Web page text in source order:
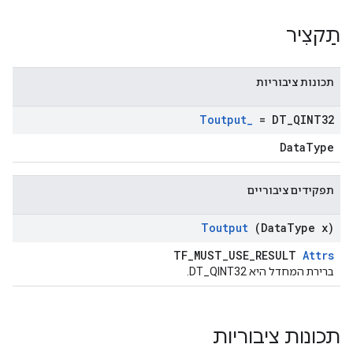
תַקצִיר
תכונות ציבוריות
Toutput_ = DT QINT32
DataType
תפקידים ציבוריים
Toutput (DataType x)
TF_MUST_USE_RESULT Attrs
ברירת המחדל היא DT_QINT32.
תכונות ציבוריות